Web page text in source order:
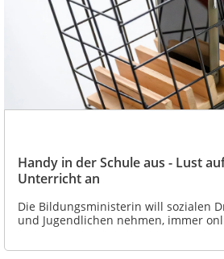
Handy in der Schule aus - Lust
Unterricht an
Die Bildungsministerin will sozialen
und Jugendlichen nehmen, immer